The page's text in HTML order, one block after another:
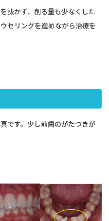
抜かず、削る量も少なくした
セリングを進めながら治療を
です。少し前歯のがたつきが